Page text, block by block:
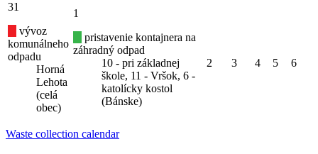
31
vývoz
komunálneho
odpadu
Horná
Lehota
(celá
obec)
1
pristavenie kontajnera na
záhradný odpad
10 - pri základnej
škole, 11 - Vršok, 6 -
katolícky kostol
(Bánske)
2 3 4 5 6
Waste collection calendar